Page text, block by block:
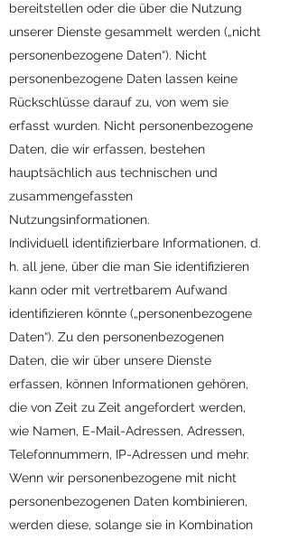
bereitstellen oder die über die Nutzung
unserer Dienste gesammelt werden („nicht
personenbezogene Daten“). Nicht
personenbezogene Daten lassen keine
Rückschlüsse darauf zu, von wem sie
erfasst wurden. Nicht personenbezogene
Daten, die wir erfassen, bestehen
hauptsächlich aus technischen und
zusammengefassten
Nutzungsinformationen.
Individuell identifizierbare Informationen, d.
h. all jene, über die man Sie identifizieren
kann oder mit vertretbarem Aufwand
identifizieren könnte („personenbezogene
Daten“). Zu den personenbezogenen
Daten, die wir über unsere Dienste
erfassen, können Informationen gehören,
die von Zeit zu Zeit angefordert werden,
wie Namen, E-Mail-Adressen, Adressen,
Telefonnummern, IP-Adressen und mehr.
Wenn wir personenbezogene mit nicht
personenbezogenen Daten kombinieren,
werden diese, solange sie in Kombination